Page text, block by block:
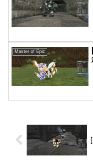
Master of Epic